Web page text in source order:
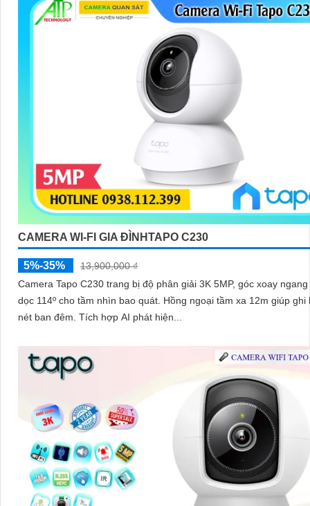
CAMERA WI-FI GIA ĐÌNHTAPO C230
5%-35%
13,900,000 ₫
Camera Tapo C230 trang bị độ phân giải 3K 5MP, góc xoay ngang
dọc 114º cho tầm nhìn bao quát. Hồng ngoại tầm xa 12m giúp ghi hình rõ
nét ban đêm. Tích hợp AI phát hiện...